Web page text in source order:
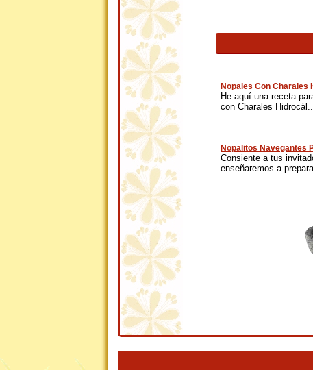
Nopales Con Charales
He aquí una receta
con Charales
Nopalitos Navegantes
Consiente a tus
enseñaremos a